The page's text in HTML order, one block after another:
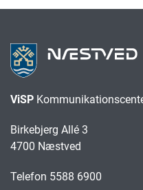
ViSP
Birkebjerg Allé 3
4700 Næstved
Telefon 5588 6900